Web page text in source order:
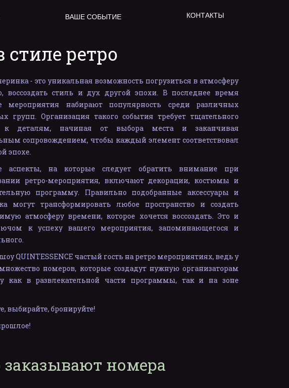
ВАШЕ СОБЫТИЕ КОНТАКТЫ
ретро
- это уникальная возможность погрузиться в атмосферу
воссоздать стиль и дух другой эпохи. В последнее время
мероприятия набирают популярность среди различных
групп. Организация такого события требует тщательного
к деталям, начиная от выбора места и заканчивая
сопровождением, чтобы каждый элемент соответствовал
эпохе.
аспекты, на которые следует обратить внимание при
ретро-мероприятия, включают декорации, костюмы и
программу. Правильно подобранные аксессуары и
могут трансформировать любое пространство и создать
атмосферу времени, которое хочется воссоздать. Это и
к успеху вашего мероприятия, запоминающегося и
QUINTESSENCE частый гость на ретро мероприятиях, ведь у
номеров, которые создадут нужную организаторам
как в развлекательной части программы, так и на зоне
выбирайте, бронируйте!
номера